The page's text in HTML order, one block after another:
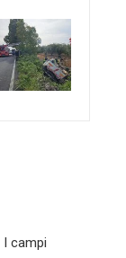
I campi